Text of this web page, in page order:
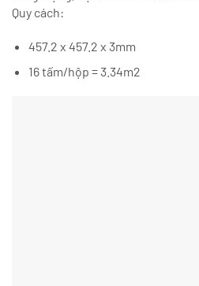
Quy cách:
457.2 x 457.2 x 3mm
16 tấm/hộp = 3.34m2